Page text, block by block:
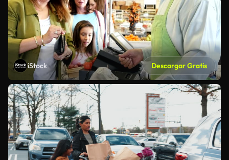
iStock Descargar Gratis